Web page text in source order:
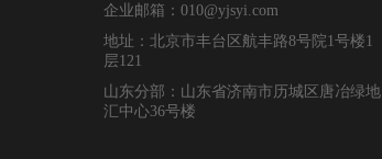
企业邮箱：010@yjsyi.com
地址：北京市丰台区航丰路8号院1号楼1
层121
山东分部：山东省济南市历城区唐冶绿地
汇中心36号楼